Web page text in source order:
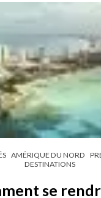
AMÉRIQUE DU NORD
DESTINATIONS
se